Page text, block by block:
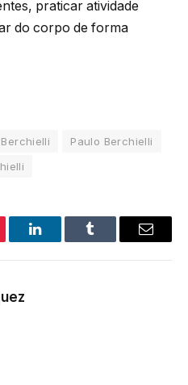
praticar atividade
do corpo de forma
Paulo Berchielli
LinkedInTumblr Email